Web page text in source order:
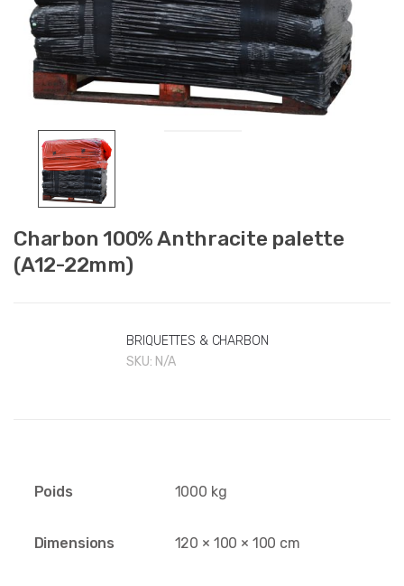
Charbon 100% Anthracite palette
(A12-22mm)
BRIQUETTES & CHARBON
SKU: N/A
Poids 1000 kg
Dimensions 120 × 100 × 100 cm